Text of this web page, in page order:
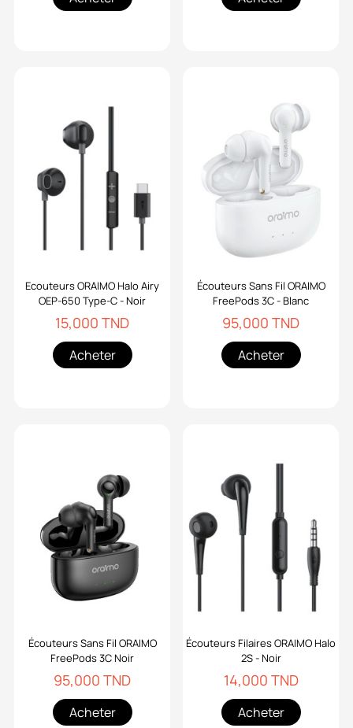
Ecouteurs ORAIMO Halo Airy
OEP-650 Type-C - Noir
15,000 TND
Acheter
Écouteurs Sans Fil ORAIMO
FreePods 3C - Blanc
95,000 TND
Acheter
Écouteurs Sans Fil ORAIMO
FreePods 3C Noir
95,000 TND
Acheter
Écouteurs Filaires ORAIMO Halo
2S - Noir
14,000 TND
Acheter